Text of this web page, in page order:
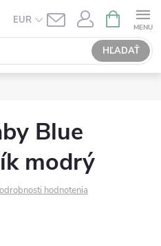
EUR
HĽADAŤ
KOŠÍK
Blue
modrý
hodnotenia